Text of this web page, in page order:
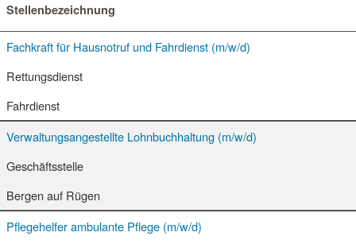
Stellenbezeichnung
Fachkraft für Hausnotruf und Fahrdienst (m/w/d)
Rettungsdienst
Fahrdienst
Verwaltungsangestellte Lohnbuchhaltung (m/w/d)
Geschäftsstelle
Bergen auf Rügen
Pflegehelfer ambulante Pflege (m/w/d)